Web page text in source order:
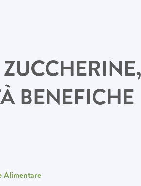
BENEFICHE
Alimentare